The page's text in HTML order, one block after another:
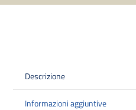
Descrizione
Informazioni aggiuntive